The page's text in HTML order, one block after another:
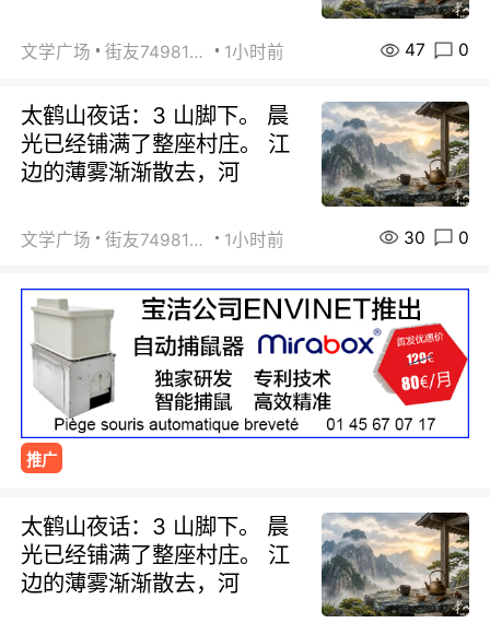
文学广场 街友74981146 1小时前 47 0
太鹤山夜话：3 山脚下。 晨
光已经铺满了整座村庄。 江
边的薄雾渐渐散去，河
文学广场 街友74981146 1小时前 30 0
推广
太鹤山夜话：3 山脚下。 晨
光已经铺满了整座村庄。 江
边的薄雾渐渐散去，河